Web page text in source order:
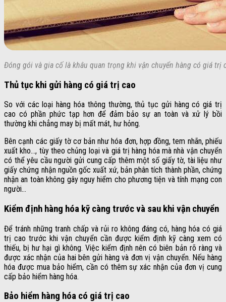
Đóng gói và gia cố là khâu quan trọng khi vận chuyển hàng có giá trị
Thủ tục khi gửi hàng có giá trị cao
So với các loại hàng hóa thông thường, thủ tục gửi hàng có giá trị
cao có phần phức tạp hơn để đảm bảo sự an toàn và xử lý bồi
thường khi chẳng may bị mất mát, hư hỏng.
Bên cạnh các giấy tờ cơ bản như hóa đơn, hợp đồng, tem nhãn, phiếu
xuất kho…, tùy theo chủng loại và giá trị hàng hóa mà nhà vận chuyển
có thể yêu cầu người gửi cung cấp thêm một số giấy tờ, tài liệu như
giấy chứng nhận nguồn gốc xuất xứ, bản phân tích thành phần, chứng
nhận an toàn không gây nguy hiểm cho phương tiện và tính mạng con
người…
Kiểm định hàng hóa kỹ càng trước và sau khi vận chuyển
Để tránh những tranh chấp và rủi ro không đáng có, hàng hóa có giá
trị cao trước khi vận chuyển cần được kiểm định kỹ càng xem có
thiếu, bị hư hại gì không. Việc kiểm định nên có biên bản rõ ràng và
được xác nhận của hai bên gửi hàng và đơn vị vận chuyển. Nếu hàng
hóa được mua bảo hiểm, cần có thêm sự xác nhận của đơn vị cung
cấp bảo hiểm hàng hóa.
Bảo hiểm hàng hóa có giá trị cao